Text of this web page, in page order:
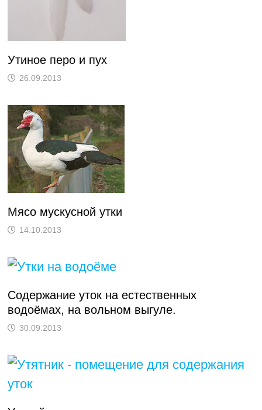
Утиное перо и пух
26.09.2013
Мясо мускусной утки
14.10.2013
Содержание уток на естественных
водоёмах, на вольном выгуле.
30.09.2013